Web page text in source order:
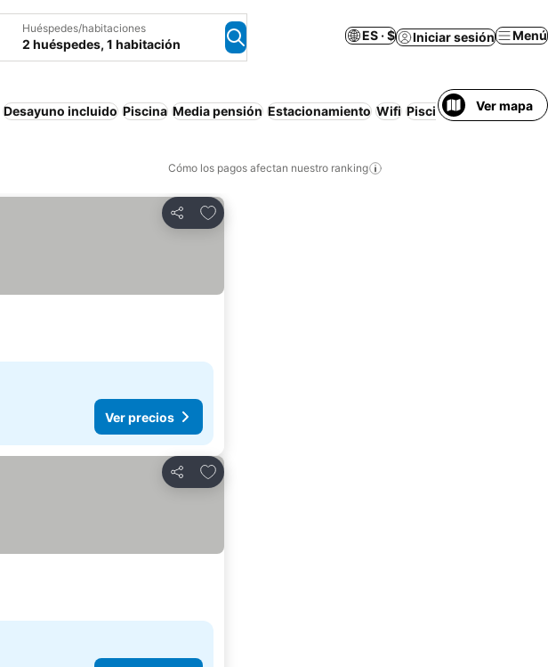
Huéspedes/habitaciones
2 huéspedes, 1 habitación
ES · $ Iniciar sesión Menú
Desayuno incluido Piscina Media pensión Estacionamiento Wifi Piscina techadaVer mapa
Cómo los pagos afectan nuestro ranking
Compartir
Agregar a favoritos
Ver precios
Compartir
Agregar a favoritos